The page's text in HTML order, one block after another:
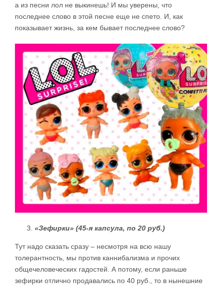
а из песни лол не выкинешь! И мы уверены, что
последнее слово в этой песне еще не спето. И, как
показывает жизнь, за кем бывает последнее слово?
«Зефирки» (45-я капсула, по 20 руб.)
Тут надо сказать сразу – несмотря на всю нашу
толерантность, мы против каннибализма и прочих
общечеловеческих гадостей. А потому, если раньше
зефирки отлично продавались по 40 руб., то в нынешние